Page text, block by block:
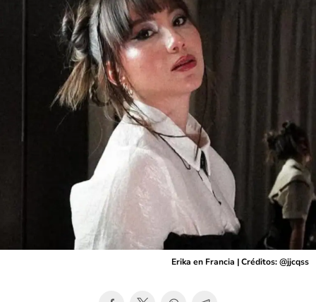
Erika en Francia | Créditos: @jjcqss